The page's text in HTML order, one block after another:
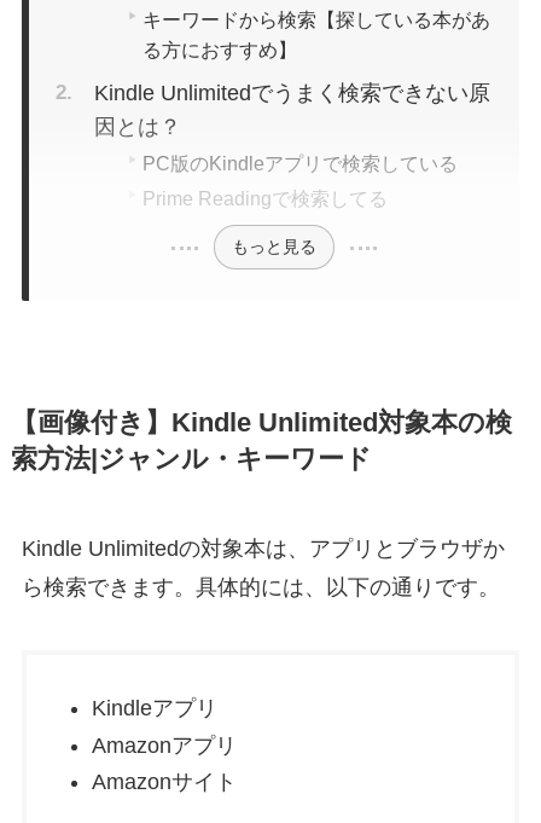
キーワードから検索【探している本があ
る方におすすめ】
Kindle Unlimitedでうまく検索できない原
因とは？
PC版のKindleアプリで検索している
Prime Readingで検索してる
もっと見る
【画像付き】Kindle Unlimited対象本の検
索方法|ジャンル・キーワード
Kindle Unlimitedの対象本は、アプリとブラウザか
ら検索できます。具体的には、以下の通りです。
Kindleアプリ
Amazonアプリ
Amazonサイト